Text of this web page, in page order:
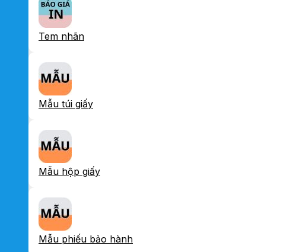
Tem nhãn
Mẫu túi giấy
Mẫu hộp giấy
Mẫu phiếu bảo hành